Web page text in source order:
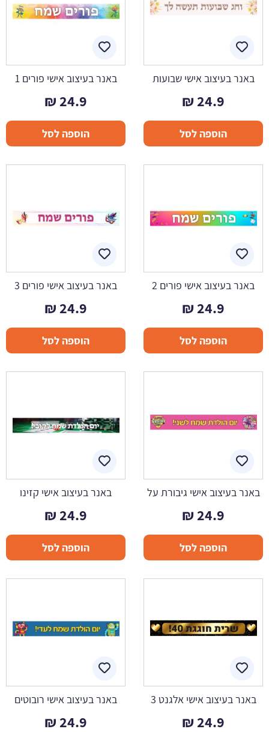
באנר בעיצוב אישי שבועות
24.9
₪
הוספה לסל
באנר בעיצוב אישי פורים 1
24.9
₪
הוספה לסל
באנר בעיצוב אישי פורים 2
24.9
₪
הוספה לסל
באנר בעיצוב אישי פורים 3
24.9
₪
הוספה לסל
באנר בעיצוב אישי גיבורת על
24.9
₪
הוספה לסל
באנר בעיצוב אישי קזינו
24.9
₪
הוספה לסל
באנר בעיצוב אישי אלגנט 3
24.9
₪
באנר בעיצוב אישי רובוטים
24.9
₪